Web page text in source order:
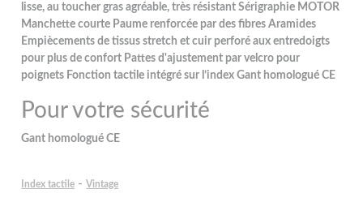
lisse, au toucher gras agréable, très résistant Sérigraphie MOTOR
Manchette courte Paume renforcée par des fibres Aramides
Empiècements de tissus stretch et cuir perforé aux entredoigts
pour plus de confort Pattes d'ajustement par velcro pour
poignets Fonction tactile intégré sur l’index Gant homologué CE
Pour votre sécurité
Gant homologué CE
Index tactile -Vintage